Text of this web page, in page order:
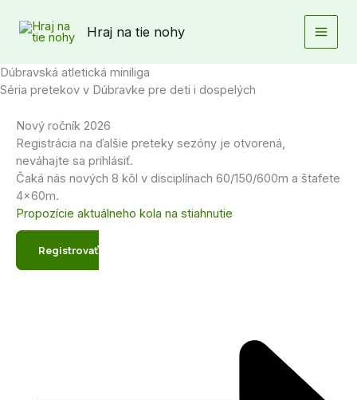
Hraj na tie nohy
Dúbravská atletická miniliga
Séria pretekov v Dúbravke pre deti i dospelých
Nový ročník 2026
Registrácia na ďalšie preteky sezóny je otvorená,
neváhajte sa prihlásiť.
Čaká nás nových 8 kôl v disciplínach 60/150/600m a štafete
4x60m.
Propozície aktuálneho kola na stiahnutie
Registrovať